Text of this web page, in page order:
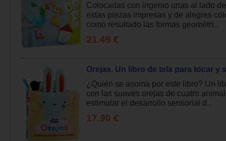
Colocadas con ingenio unas al lado
estas piezas impresas y de alegres
como resultado las formas geométri...
21.49 €
Orejas. Un libro de tela para tocar y
¿Quién se asoma por este libro? Un
con las suaves orejas de cuatro
estimular el desarrollo sensorial d...
17.90 €